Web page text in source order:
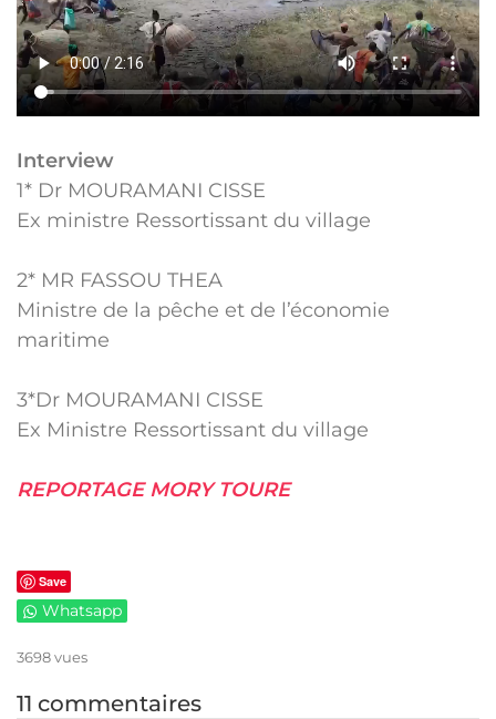
Interview
1* Dr MOURAMANI CISSE
Ex ministre Ressortissant du village
2* MR FASSOU THEA
Ministre de la pêche et de l’économie
maritime
3*Dr MOURAMANI CISSE
Ex Ministre Ressortissant du village
REPORTAGE MORY TOURE
Save
Whatsapp
3698 vues
11 commentaires